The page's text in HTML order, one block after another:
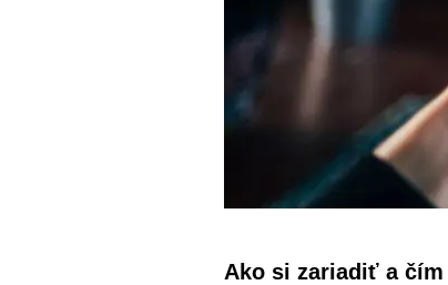
Ako si zariadiť a